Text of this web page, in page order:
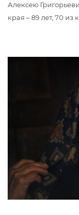
Алексею
края – 89 лет, 70 из